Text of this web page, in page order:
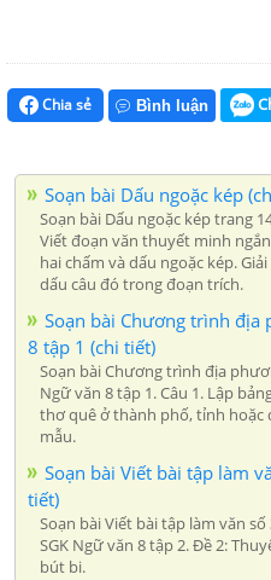
Chia sẻ Bình luận
Soạn bài Dấu ngoặc kép
Soạn bài Dấu ngoặc kép trang
Viết đoạn văn thuyết minh
hai chấm và dấu ngoặc kép.
dấu câu đó trong đoạn trích.
Soạn bài Chương trình địa
8 tập 1 (chi tiết)
Soạn bài Chương trình địa
Ngữ văn 8 tập 1. Câu 1. Lập
thơ quê ở thành phố, tỉnh hoặc
mẫu.
Soạn bài Viết bài tập làm
tiết)
Soạn bài Viết bài tập làm văn
SGK Ngữ văn 8 tập 2. Đề 2:
bút bi.